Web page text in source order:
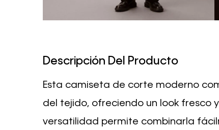
Descripción Del Producto
Esta camiseta de corte moderno
del tejido, ofreciendo un look fresco
versatilidad permite combinarla